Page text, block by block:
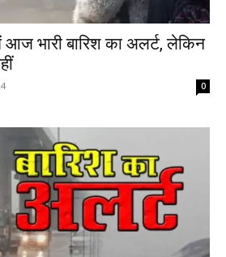
आज भारी बारिश का अलर्ट, लेकिन
0